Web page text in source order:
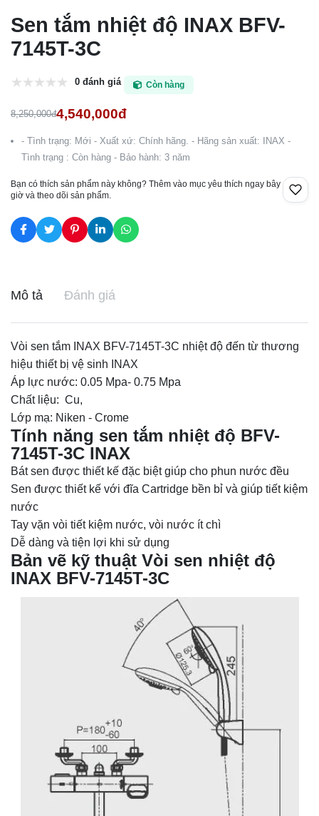
Sen tắm nhiệt độ INAX BFV-
7145T-3C
0 đánh giá Còn hàng
8,250,000đ4,540,000đ
- Tình trạng: Mới - Xuất xứ: Chính hãng. - Hãng sản xuất: INAX -
Tình trạng : Còn hàng - Bảo hành: 3 năm
Bạn có thích sản phẩm này không? Thêm vào mục yêu thích ngay bây
giờ và theo dõi sản phẩm.
Mô tả Đánh giá
Vòi sen tắm INAX BFV-7145T-3C nhiệt độ đến từ thương
hiệu thiết bị vệ sinh INAX
Áp lực nước: 0.05 Mpa- 0.75 Mpa
Chất liệu: Cu,
Lớp mạ: Niken - Crome
Tính năng sen tắm nhiệt độ BFV-
7145T-3C INAX
Bát sen được thiết kế đặc biệt giúp cho phun nước đều
Sen được thiết kế với đĩa Cartridge bền bỉ và giúp tiết kiệm
nước
Tay vặn vòi tiết kiệm nước, vòi nước ít chì
Dễ dàng và tiện lợi khi sử dụng
Bản vẽ kỹ thuật Vòi sen nhiệt độ
INAX BFV-7145T-3C